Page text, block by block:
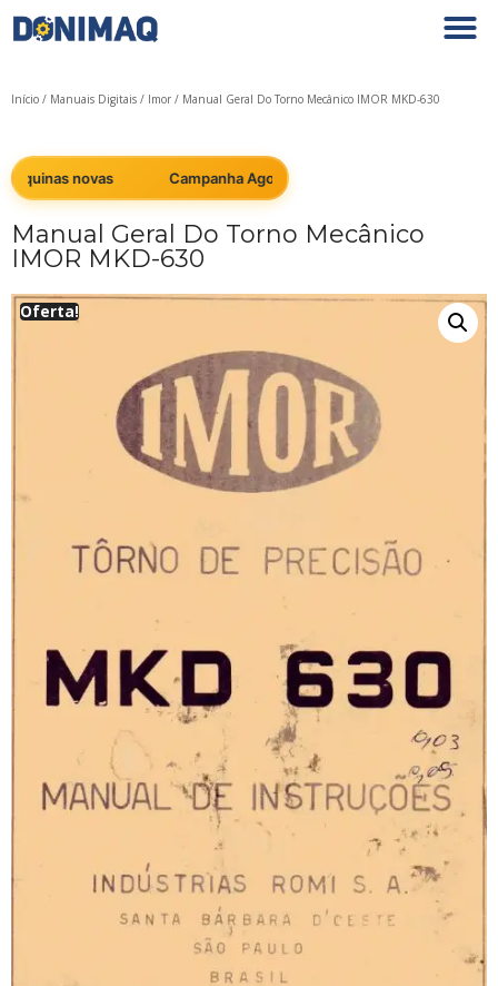
Início / Manuais Digitais / Imor / Manual Geral Do Torno Mecânico IMOR MKD-630
novas Campanha Agosto: Cobrimos qualquer preço em
Manual Geral Do Torno Mecânico
IMOR MKD-630
Oferta!